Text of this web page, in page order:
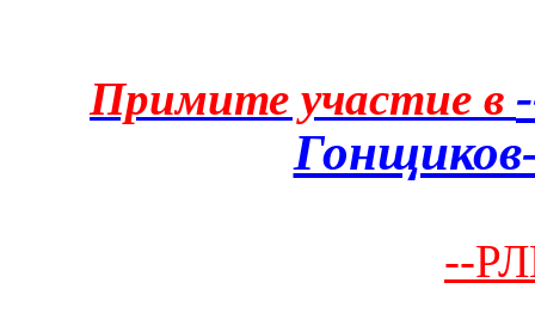
Примите участие в
--